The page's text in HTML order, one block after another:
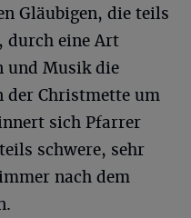
Gläubigen, die teils
durch eine Art
und Musik die
der Christmette um
sich Pfarrer
schwere, sehr
nach dem